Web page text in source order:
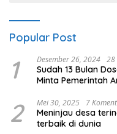
Popular Post
1 Desember 26, 2024 28
Sudah 13 Bulan
Minta Pemerintah
2 Mei 30, 2025 7
Meninjau desa
terbaik di dunia